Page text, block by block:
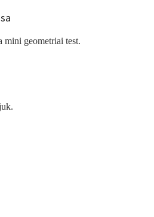
mini geometriai test.